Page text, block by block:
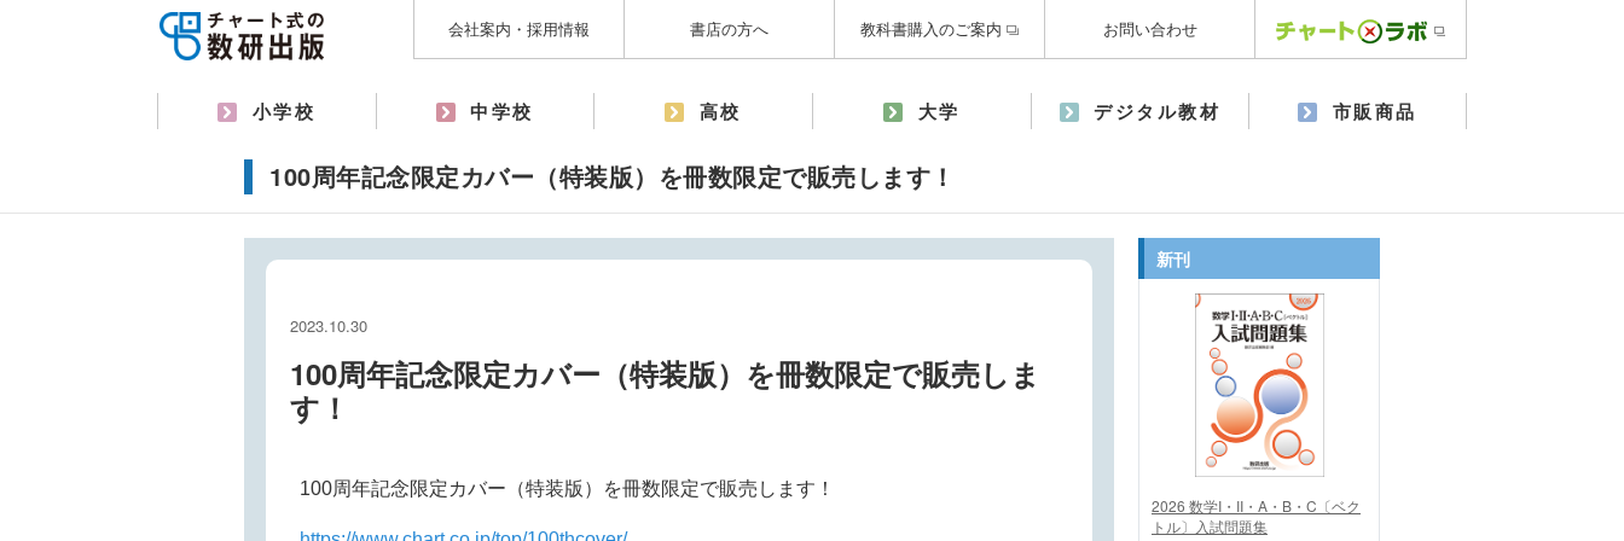
会社案内・採用情報 書店の方へ 教科書購入のご案内 お問い合わせ
小学校 中学校 高校 大学 デジタル教材 市販商品
100周年記念限定カバー（特装版）を冊数限定で販売します！
100周年記念限定カバー（特装版）を冊数限定で販売しま
す！
2023.10.30
100周年記念限定カバー（特装版）を冊数限定で販売します！
新刊
2026 数学I・II・A・B・C〔ベク
トル〕入試問題集